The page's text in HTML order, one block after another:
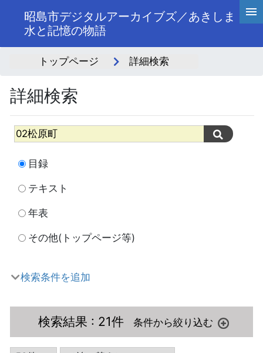
昭島市デジタルアーカイブズ／あきしま
水と記憶の物語
トップページ 詳細検索
詳細検索
目録
テキスト
年表
その他(トップページ等)
検索条件を追加
検索結果 : 21件